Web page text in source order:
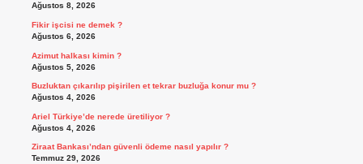
Ağustos 8, 2026
Fikir işcisi ne demek ?
Ağustos 6, 2026
Azimut halkası kimin ?
Ağustos 5, 2026
Buzluktan çıkarılıp pişirilen et tekrar buzluğa konur mu ?
Ağustos 4, 2026
Ariel Türkiye’de nerede üretiliyor ?
Ağustos 4, 2026
Ziraat Bankası’ndan güvenli ödeme nasıl yapılır ?
Temmuz 29, 2026